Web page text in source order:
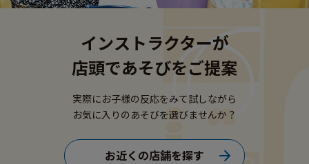
インストラクターが
店頭であそびをご提案
実際にお子様の反応をみて試しながら
お気に入りのあそびを選びませんか？
お近くの店舗を探す